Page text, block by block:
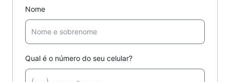
Nome
Qual é o número do seu celular?